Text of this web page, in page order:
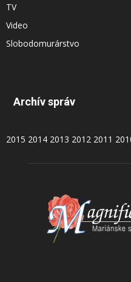
TV
Video
Slobodomurárstvo
Archív správ
2015 2014 2013 2012 2011